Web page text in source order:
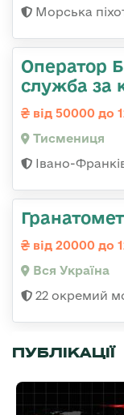
Морська
Оператор
служба за
від 50000 до
Тисмениця
Івано-
від 20000 до
Вся Україна
22 окремий
ПУБЛІКАЦІЇ